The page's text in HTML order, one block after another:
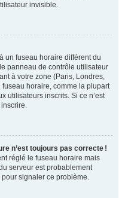
invisible.
un fuseau horaire différent du
panneau de contrôle utilisateur
à votre zone (Paris, Londres,
fuseau horaire, comme la plupart
utilisateurs inscrits. Si ce n’est
inscrire.
n’est toujours pas correcte !
réglé le fuseau horaire mais
serveur est probablement
signaler ce problème.